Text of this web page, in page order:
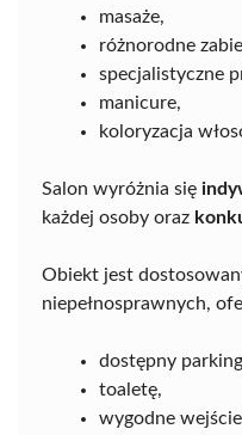
masaże,
różnorodne
specjalistyczne
manicure,
koloryzacja
Salon wyróżnia się
każdej osoby oraz
Obiekt jest
niepełnosprawnych,
dostępny
toaletę,
wygodne